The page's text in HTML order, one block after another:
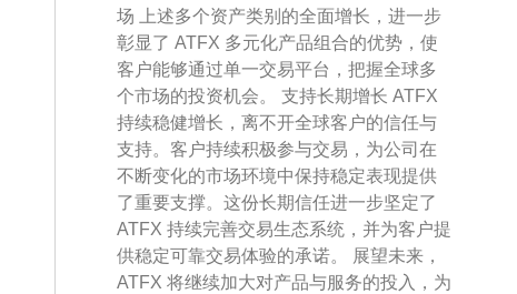
场 上述多个资产类别的全面增长，进一步
彰显了 ATFX 多元化产品组合的优势，使
客户能够通过单一交易平台，把握全球多
个市场的投资机会。 支持长期增长 ATFX
持续稳健增长，离不开全球客户的信任与
支持。客户持续积极参与交易，为公司在
不断变化的市场环境中保持稳定表现提供
了重要支撑。这份长期信任进一步坚定了
ATFX 持续完善交易生态系统，并为客户提
供稳定可靠交易体验的承诺。 展望未来，
ATFX 将继续加大对产品与服务的投入，为